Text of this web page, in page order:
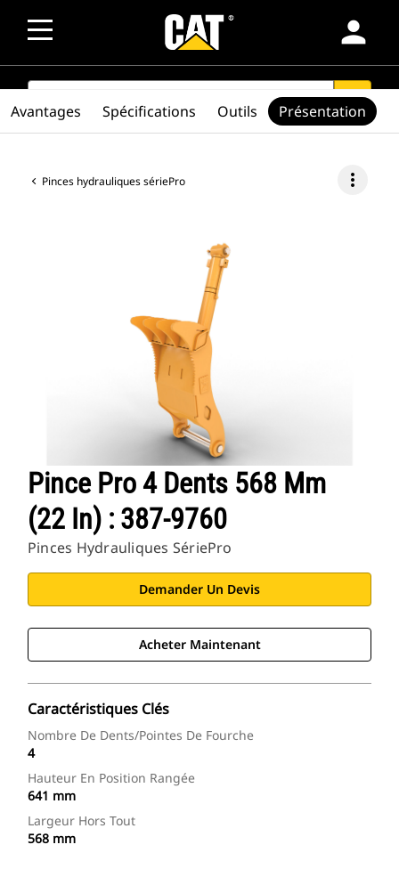
person
SEARCH search
Pinces hydrauliques sériePro more_vert
Pince Pro 4 Dents 568 Mm
(22 In) : 387-9760
Pinces Hydrauliques SériePro
Demander Un Devis
Acheter Maintenant
Caractéristiques Clés
Nombre De Dents/pointes De Fourche
4
Hauteur En Position Rangée
641 mm
Largeur Hors Tout
568 mm
Avantages Spécifications Outils Présentation